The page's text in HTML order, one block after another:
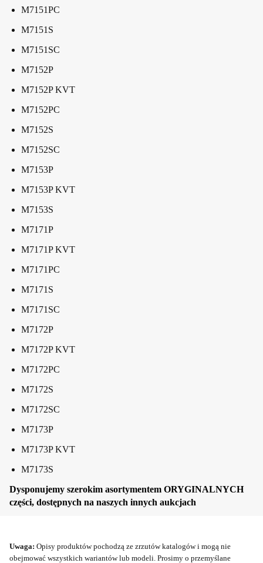
M7151PC
M7151S
M7151SC
M7152P
M7152P KVT
M7152PC
M7152S
M7152SC
M7153P
M7153P KVT
M7153S
M7171P
M7171P KVT
M7171PC
M7171S
M7171SC
M7172P
M7172P KVT
M7172PC
M7172S
M7172SC
M7173P
M7173P KVT
M7173S
Dysponujemy szerokim asortymentem ORYGINALNYCH
części, dostępnych na naszych innych aukcjach
Uwaga: Opisy produktów pochodzą ze zrzutów katalogów i mogą nie
obejmować wszystkich wariantów lub modeli. Prosimy o przemyślane